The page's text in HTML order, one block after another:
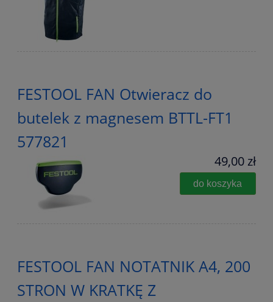
FESTOOL FAN Otwieracz do
butelek z magnesem BTTL-FT1
577821
49,00 zł
do koszyka
FESTOOL FAN NOTATNIK A4, 200
STRON W KRATKĘ Z